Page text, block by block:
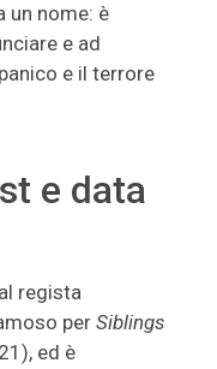
un nome: è
e ad
e il terrore
e data
regista
per Siblings
ed è